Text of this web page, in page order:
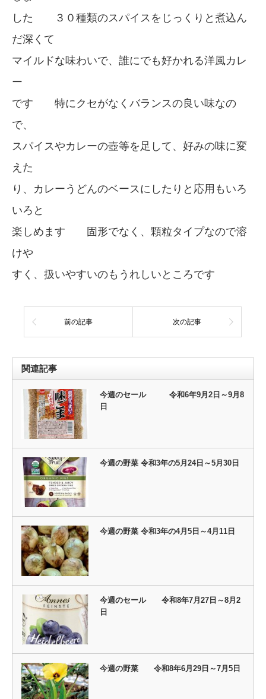
した ３０種類のスパイスをじっくりと煮込ん
だ深くて
マイルドな味わいで、誰にでも好かれる洋風カレ
ー
です 特にクセがなくバランスの良い味なの
で、
スパイスやカレーの壺等を足して、好みの味に変
えた
り、カレーうどんのベースにしたりと応用もいろ
いろと
楽しめます 固形でなく、顆粒タイプなので溶
けや
すく、扱いやすいのもうれしいところです
前の記事 次の記事
関連記事
今週のセール 令和6年9月2日～9月8
日
今週の野菜 令和3年の5月24日～5月30日
今週の野菜 令和3年の4月5日～4月11日
今週のセール 令和8年7月27日～8月2
日
今週の野菜 令和8年6月29日～7月5日